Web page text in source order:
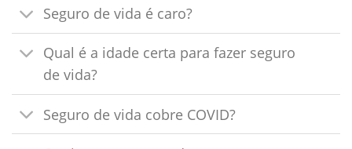
Seguro de vida é caro?
Qual é a idade certa para fazer seguro
de vida?
Seguro de vida cobre COVID?